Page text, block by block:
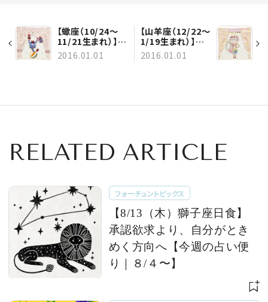
【蠍座（10/24～
11/21生まれ）】１
月１日～14日の運
勢
2016.01.01
【山羊座（12/22～
1/19生まれ）】１
月１日～14日の
運勢
2016.01.01
RELATED ARTICLE
フォーチュントピックス
【8/13（木）獅子座日食】
承認欲求より、自分がとき
めく方向へ【今週の占い便
り｜８/４〜】